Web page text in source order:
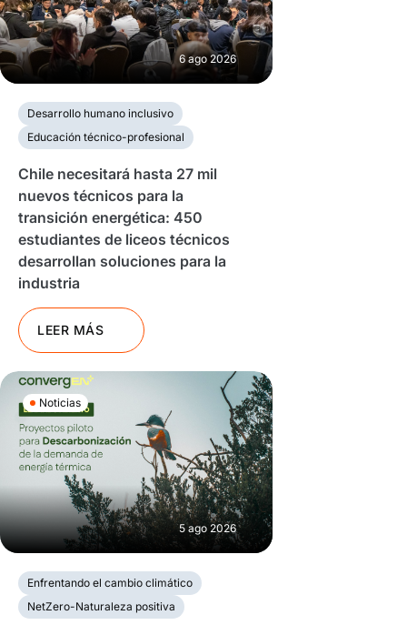
6 ago 2026
Desarrollo humano inclusivo
Educación técnico-profesional
Chile necesitará hasta 27 mil
nuevos técnicos para la
transición energética: 450
estudiantes de liceos técnicos
desarrollan soluciones para la
industria
LEER MÁS
Noticias
5 ago 2026
Enfrentando el cambio climático
NetZero-Naturaleza positiva